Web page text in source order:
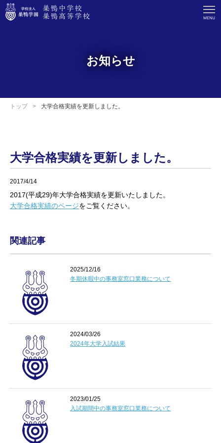
お知らせ
トップ 大学合格実績を更新しました。
大学合格実績を更新しました。
2017/4/14
2017(平成29)年大学合格実績を更新いたしました。
大学合格実績のページをご覧ください。
関連記事
2025/12/16
冬期休暇中の事務室窓口業務について
2024/03/26
2024年大学入試結果
2023/01/25
入試期間中の事務室窓口業務について